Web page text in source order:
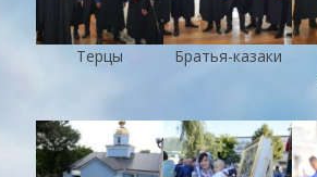
Терцы Братья-казаки